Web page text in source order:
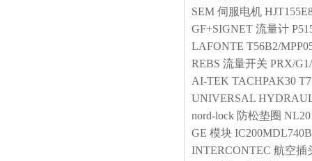
SEM 伺服电机
GF+SIGNET 流量计
LAFONTE T56B2/
REBS 流量开关 PRX/
AI-TEK TACHPAK30
UNIVERSAL
nord-lock 防松垫圈 NL20
GE 模块 IC200MDL740B
INTERCONTEC 航空插